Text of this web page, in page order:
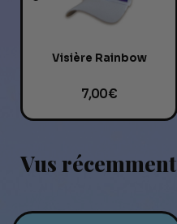
Visière Rainbow
7,00 €
Vus récemment